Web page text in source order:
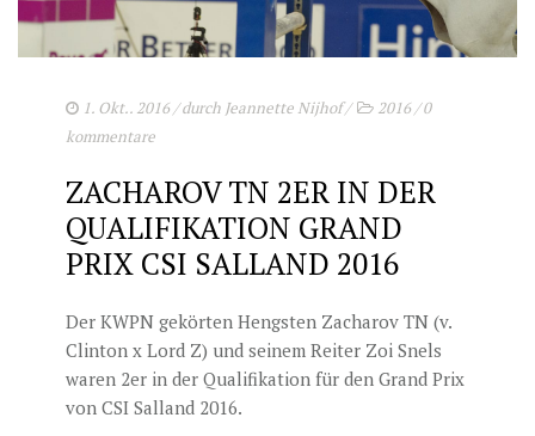
1. Okt.. 2016/ durch Jeannette Nijhof/ 2016/0
kommentare
ZACHAROV TN 2ER IN DER
QUALIFIKATION GRAND
PRIX CSI SALLAND 2016
Der KWPN gekörten Hengsten Zacharov TN (v.
Clinton x Lord Z) und seinem Reiter Zoi Snels
waren 2er in der Qualifikation für den Grand Prix
von CSI Salland 2016.